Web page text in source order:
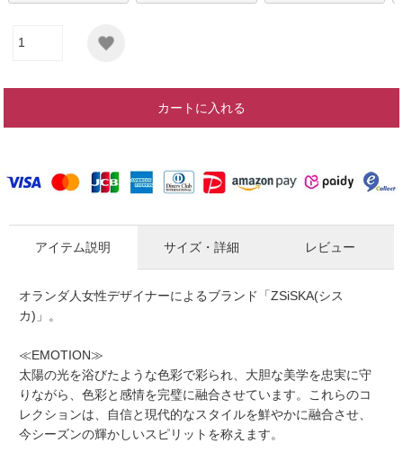
カートに入れる
アイテム説明
オランダ人女性デザイナーによるブランド「ZSiSKA(シス
カ)」。
≪EMOTION≫
太陽の光を浴びたような色彩で彩られ、大胆な美学を忠実に守
りながら、色彩と感情を完璧に融合させています。これらのコ
レクションは、自信と現代的なスタイルを鮮やかに融合させ、
今シーズンの輝かしいスピリットを称えます。
サイズ・詳細 レビュー